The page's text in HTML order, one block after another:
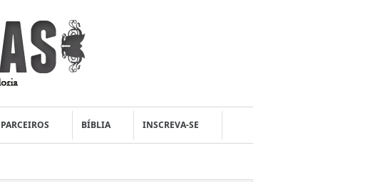
PARCEIROS BÍBLIA INSCREVA-SE